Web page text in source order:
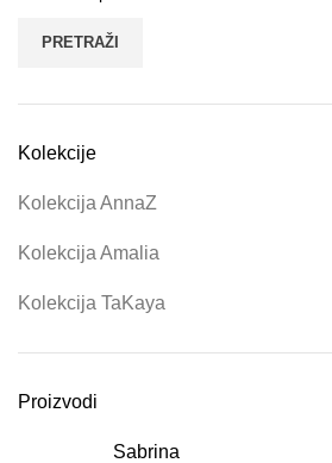
PRETRAŽI
Kolekcije
Kolekcija AnnaZ
Kolekcija Amalia
Kolekcija TaKaya
Proizvodi
Sabrina